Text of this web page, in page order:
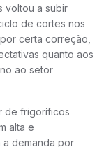
voltou a subir
de cortes nos
certa correção,
quanto aos
ao setor
de frigoríficos
alta e
demanda por